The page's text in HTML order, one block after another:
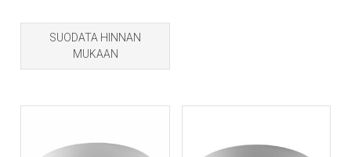
SUODATA HINNAN
MUKAAN